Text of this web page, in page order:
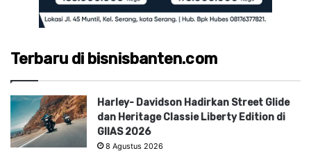
Terbaru di bisnisbanten.com
Harley- Davidson Hadirkan Street Glide
dan Heritage Classie Liberty Edition di
GIIAS 2026
8 Agustus 2026